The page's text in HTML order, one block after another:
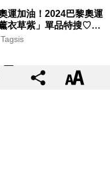
運加油！2024巴黎奧運
衣草紫」單品特搜♡讓
、隨時充滿奧運氛圍～
Tagsis